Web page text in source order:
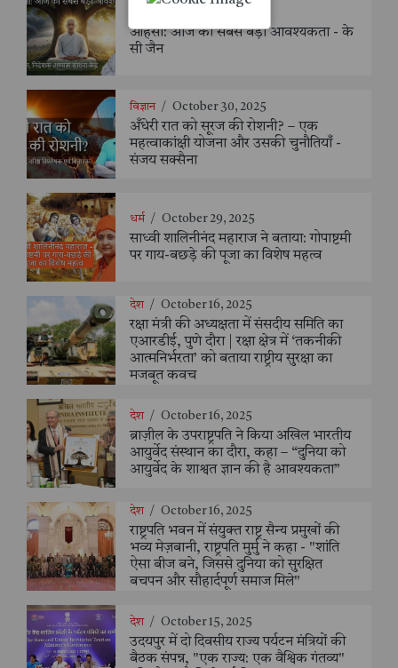
अहिंसा: आज की सबसे बड़ी आवश्यकता - के
सी जैन
विज्ञान / October 30, 2025
अँधेरी रात को सूरज की रोशनी? – एक
महत्वाकांक्षी योजना और उसकी चुनौतियाँ -
संजय सक्सैना
धर्म / October 29, 2025
साध्वी शालिनीनंद महाराज ने बताया: गोपाष्टमी
पर गाय-बछड़े की पूजा का विशेष महत्व
देश / October 16, 2025
रक्षा मंत्री की अध्यक्षता में संसदीय समिति का
एआरडीई, पुणे दौरा | रक्षा क्षेत्र में ‘तकनीकी
आत्मनिर्भरता’ को बताया राष्ट्रीय सुरक्षा का
मजबूत कवच
देश / October 16, 2025
ब्राज़ील के उपराष्ट्रपति ने किया अखिल भारतीय
आयुर्वेद संस्थान का दौरा, कहा – “दुनिया को
आयुर्वेद के शाश्वत ज्ञान की है आवश्यकता”
देश / October 16, 2025
राष्ट्रपति भवन में संयुक्त राष्ट्र सैन्य प्रमुखों की
भव्य मेज़बानी, राष्ट्रपति मुर्मु ने कहा - "शांति
ऐसा बीज बने, जिससे दुनिया को सुरक्षित
बचपन और सौहार्दपूर्ण समाज मिले"
देश / October 15, 2025
उदयपुर में दो दिवसीय राज्य पर्यटन मंत्रियों की
बैठक संपन्न, "एक राज्य: एक वैश्विक गंतव्य"